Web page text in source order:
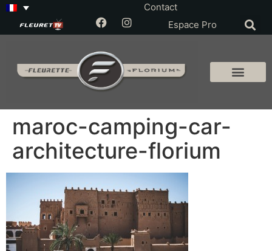
Contact
Espace Pro
maroc-camping-car-
architecture-florium